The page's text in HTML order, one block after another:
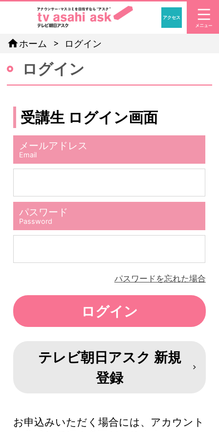
「アナウ
アクセス
homeホーム ログイン
ログイン
受講生 ログイン画面
メールアドレス
Email
パスワード
Password
パスワードを忘れた場合
テレビ朝日アスク 新規
登録
お申込みいただく場合には、アカウント